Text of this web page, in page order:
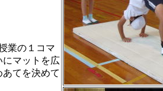
の１コマ
にマットを広
てを決めて